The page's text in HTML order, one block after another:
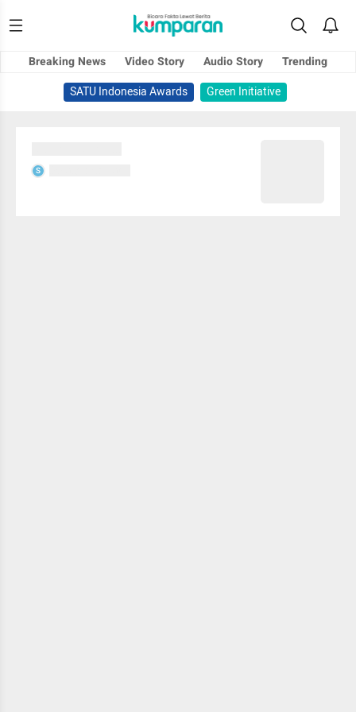
Breaking News Video Story Audio Story
Trending
SATU Indonesia Awards
Green Initiative
S